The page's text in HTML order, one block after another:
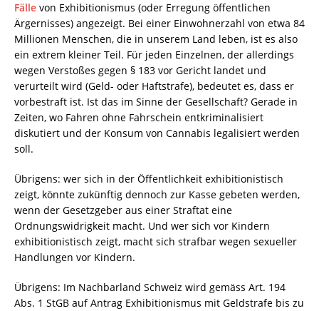
Fälle von Exhibitionismus (oder Erregung öffentlichen
Ärgernisses) angezeigt. Bei einer Einwohnerzahl von etwa 84
Millionen Menschen, die in unserem Land leben, ist es also
ein extrem kleiner Teil. Für jeden Einzelnen, der allerdings
wegen Verstoßes gegen § 183 vor Gericht landet und
verurteilt wird (Geld- oder Haftstrafe), bedeutet es, dass er
vorbestraft ist. Ist das im Sinne der Gesellschaft? Gerade in
Zeiten, wo Fahren ohne Fahrschein entkriminalisiert
diskutiert und der Konsum von Cannabis legalisiert werden
soll.
Übrigens: wer sich in der Öffentlichkeit exhibitionistisch
zeigt, könnte zukünftig dennoch zur Kasse gebeten werden,
wenn der Gesetzgeber aus einer Straftat eine
Ordnungswidrigkeit macht. Und wer sich vor Kindern
exhibitionistisch zeigt, macht sich strafbar wegen sexueller
Handlungen vor Kindern.
Übrigens: Im Nachbarland Schweiz wird gemäss Art. 194
Abs. 1 StGB auf Antrag Exhibitionismus mit Geldstrafe bis zu